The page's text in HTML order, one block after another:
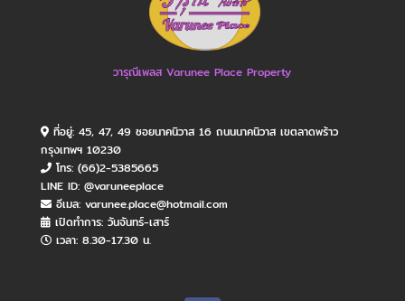
วารุณีเพลส Varunee Place Property
ที่อยู่: 45, 47, 49 ซอยนาคนิวาส 16 ถนนนาคนิวาส เขตลาดพร้าว
กรุงเทพฯ 10230
โทร: (66)2-5385665
LINE ID: @varuneeplace
อีเมล: varunee.place@hotmail.com
เปิดทำการ: วันจันทร์​-เสาร์
เวลา: 8.30-17.30 น.